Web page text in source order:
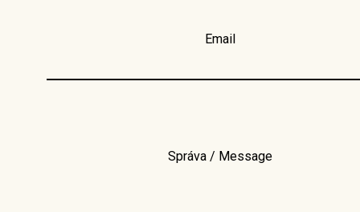
Email
Správa / Message